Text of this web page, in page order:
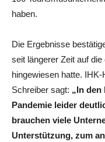
haben.
Die Ergebnisse
seit längerer Zeit auf
hingewiesen hatte.
Schreiber sagt: „In den
Pandemie leider
brauchen viele
Unterstützung, zum